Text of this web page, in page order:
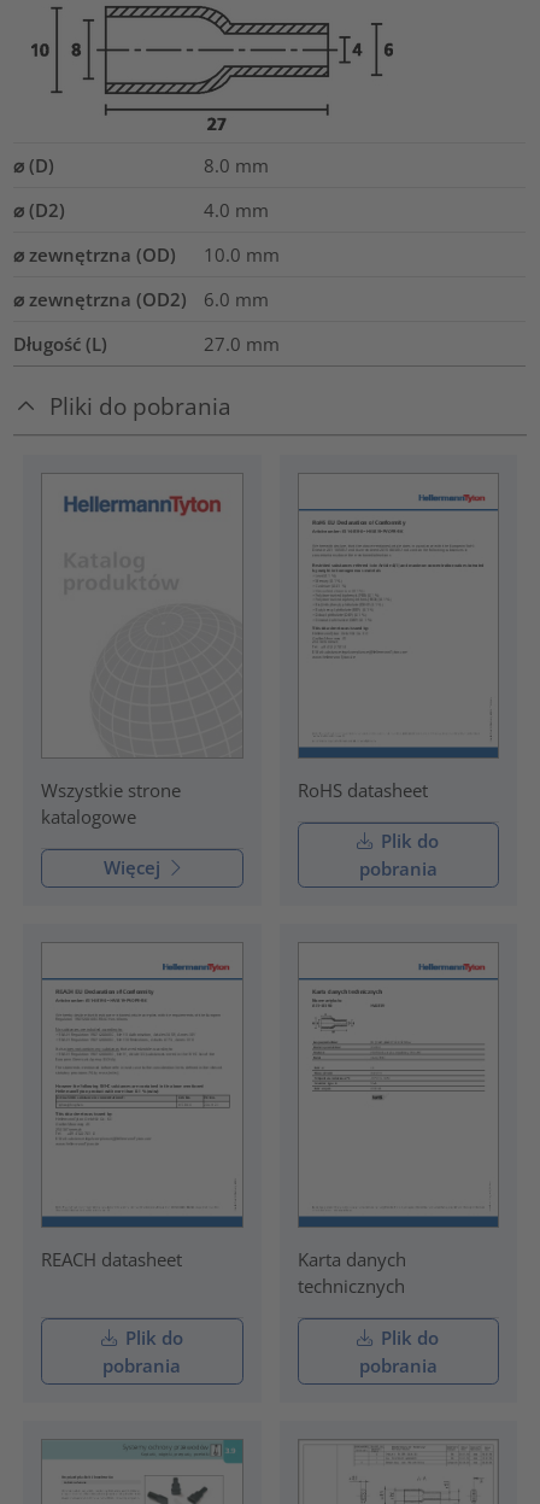
⌀ (D) 8.0 mm
⌀ (D2)
4.0 mm
⌀ zewnętrzna (OD)
10.0 mm
⌀ zewnętrzna (OD2)
6.0 mm
Długość (L)
27.0 mm
Pliki do pobrania
Wszystkie strone
katalogowe
Więcej
RoHS datasheet
Plik do
pobrania
REACH datasheet
Plik do
pobrania
Karta danych
technicznych
Plik do
pobrania